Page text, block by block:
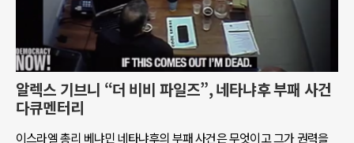
알렉스 기브니 “더 비비 파일즈”, 네타냐후 부패 사건
다큐멘터리
이스라엘 총리 베냐민 네타냐후의 부패 사건은 무엇이고 그가 권력을